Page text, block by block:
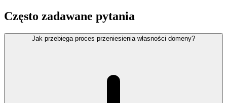
Często zadawane pytania
Jak przebiega proces przeniesienia własności domeny?